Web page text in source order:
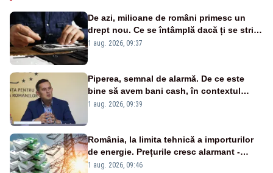
De azi, milioane de români primesc un
drept nou. Ce se întâmplă dacă ți se strică
un produs
1 aug. 2026, 09:37
Piperea, semnal de alarmă. De ce este
bine să avem bani cash, în contextul
alertei energetice?
1 aug. 2026, 09:39
România, la limita tehnică a importurilor
de energie. Prețurile cresc alarmant -
Analiză Realitatea Plus
1 aug. 2026, 09:46